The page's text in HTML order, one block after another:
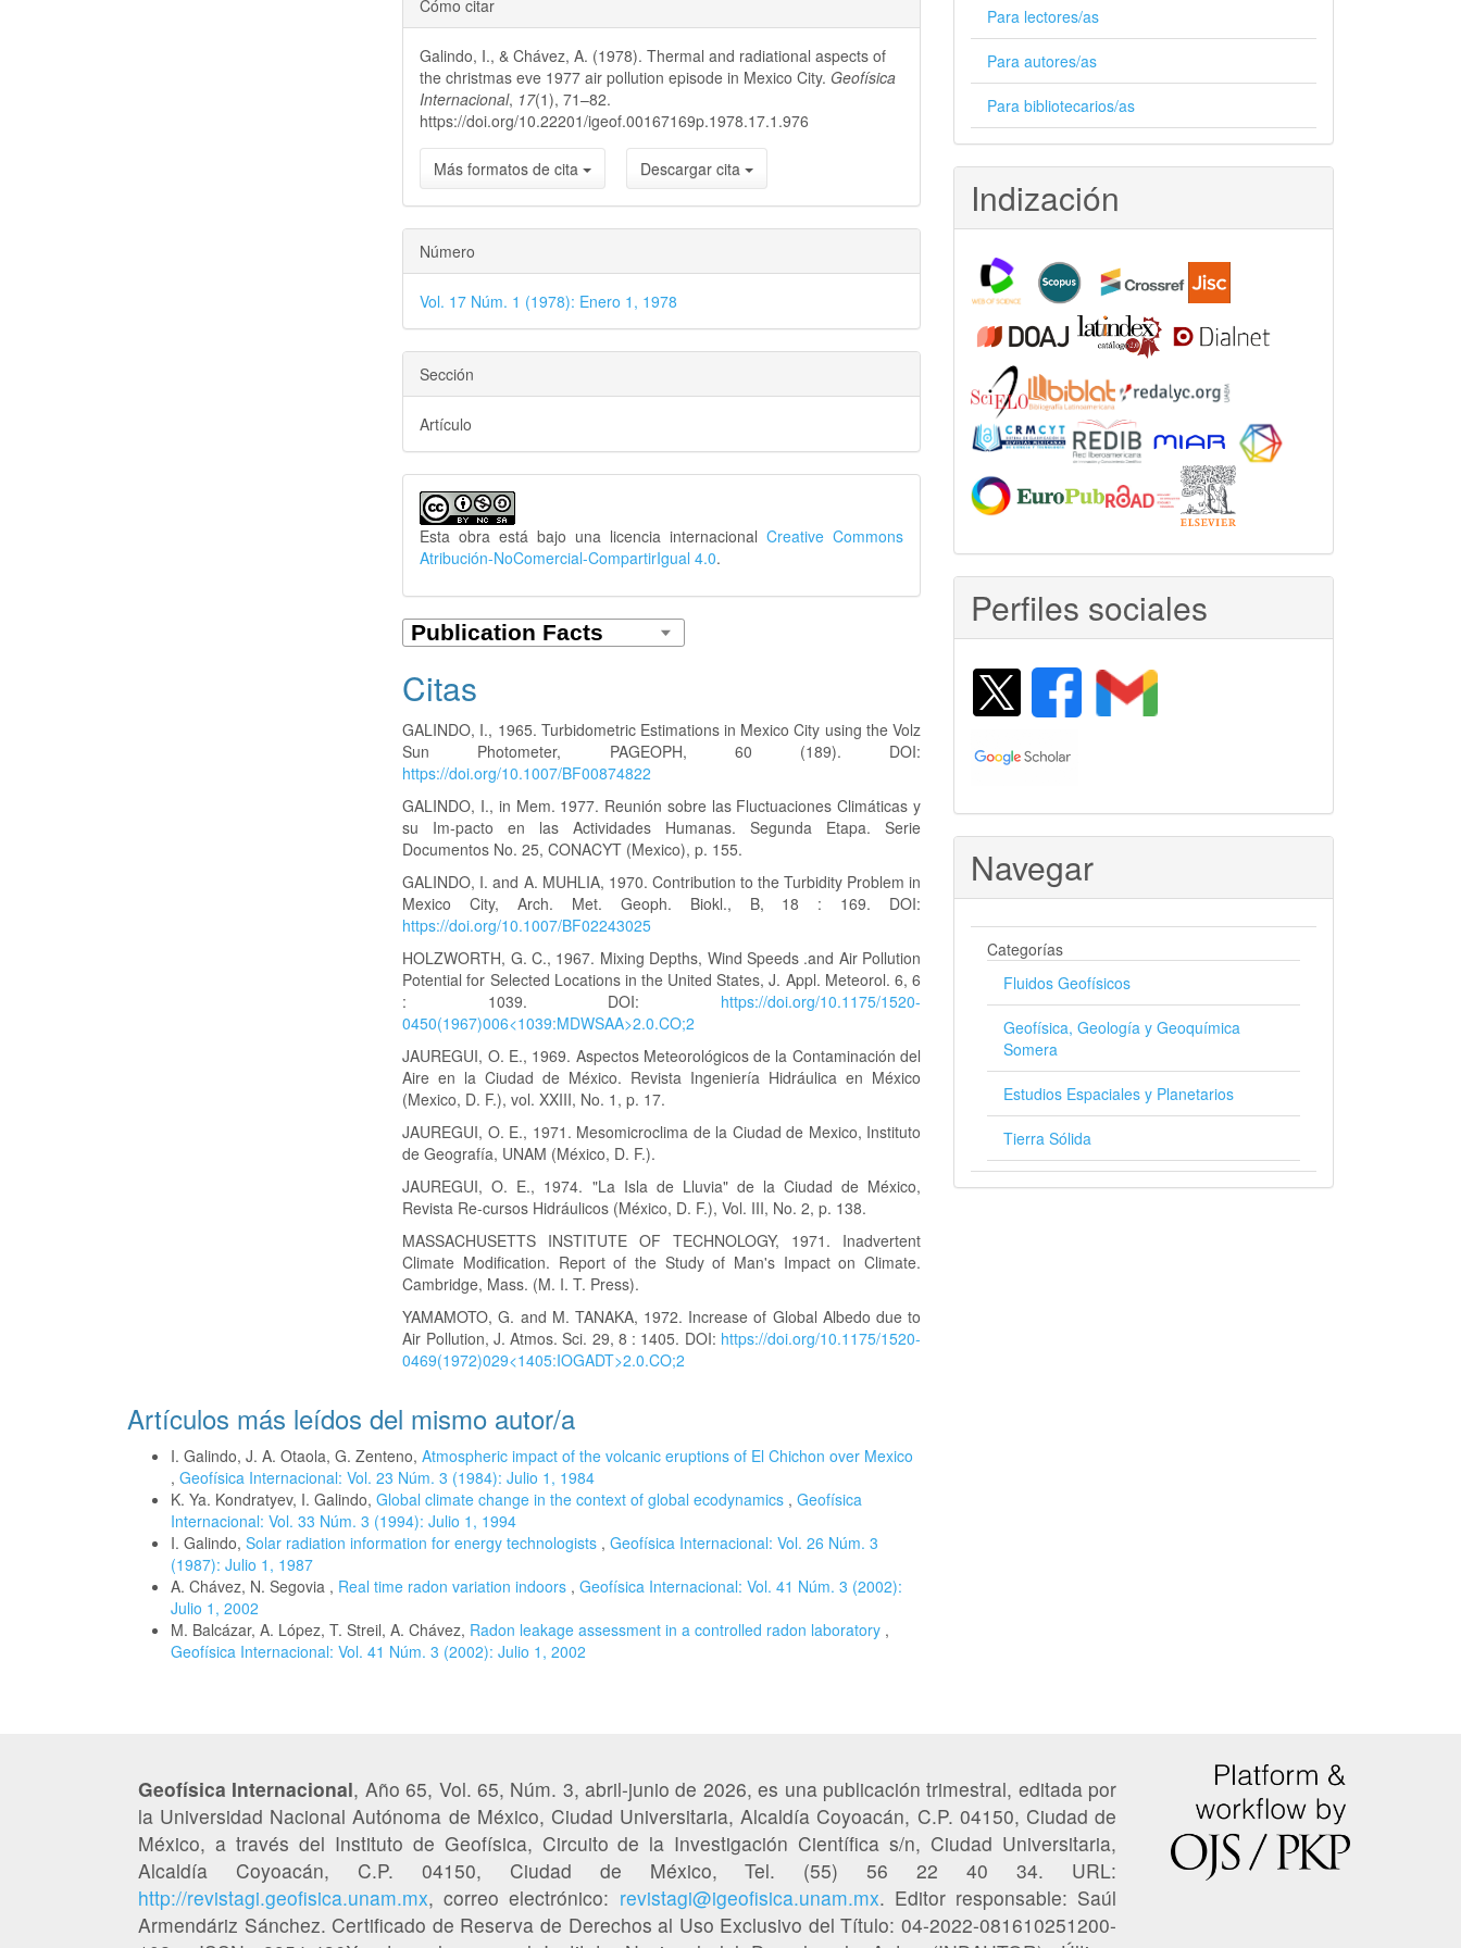
del
artículo
Cómo citar
Galindo, I., & Chávez, A. (1978). Thermal and radiational aspects of
the christmas eve 1977 air pollution episode in Mexico City. Geofísica
Internacional, 17(1), 71–82.
https://doi.org/10.22201/igeof.00167169p.1978.17.1.976
Más formatos de cita Descargar cita
Número
Vol. 17 Núm. 1 (1978): Enero 1, 1978
Sección
Artículo
Esta obra está bajo una licencia internacionalCreative Commons
Atribución-NoComercial-CompartirIgual 4.0.
Citas
GALINDO, I., 1965. Turbidometric Estimations in Mexico City using the Volz
Sun Photometer, PAGEOPH, 60 (189). DOI:
https://doi.org/10.1007/BF00874822
GALINDO, I., in Mem. 1977. Reunión sobre las Fluctuaciones Climáticas y
su Im-pacto en las Actividades Humanas. Segunda Etapa. Serie
Documentos No. 25, CONACYT (Mexico), p. 155.
GALINDO, I. and A. MUHLIA, 1970. Contribution to the Turbidity Problem in
Mexico City, Arch. Met. Geoph. Biokl., B, 18 : 169. DOI:
https://doi.org/10.1007/BF02243025
HOLZWORTH, G. C., 1967. Mixing Depths, Wind Speeds .and Air Pollution
Potential for Selected Locations in the United States, J. Appl. Meteorol. 6, 6
: 1039. DOI: https://doi.org/10.1175/1520-
0450(1967)006<1039:MDWSAA>2.0.CO;2
JAUREGUI, O. E., 1969. Aspectos Meteorológicos de la Contaminación del
Aire en la Ciudad de México. Revista Ingeniería Hidráulica en México
(Mexico, D. F.), vol. XXIII, No. 1, p. 17.
JAUREGUI, O. E., 1971. Mesomicroclima de la Ciudad de Mexico, Instituto
de Geografía, UNAM (México, D. F.).
JAUREGUI, O. E., 1974. "La Isla de Lluvia" de la Ciudad de México,
Revista Re-cursos Hidráulicos (México, D. F.), Vol. III, No. 2, p. 138.
MASSACHUSETTS INSTITUTE OF TECHNOLOGY, 1971. Inadvertent
Climate Modification. Report of the Study of Man's Impact on Climate.
Cambridge, Mass. (M. I. T. Press).
YAMAMOTO, G. and M. TANAKA, 1972. Increase of Global Albedo due to
Air Pollution, J. Atmos. Sci. 29, 8 : 1405. DOI: https://doi.org/10.1175/1520-
0469(1972)029<1405:IOGADT>2.0.CO;2
Artículos más leídos del mismo autor/a
I. Galindo, J. A. Otaola, G. Zenteno, Atmospheric impact of the volcanic eruptions of El Chichon over Mexico
, Geofísica Internacional: Vol. 23 Núm. 3 (1984): Julio 1, 1984
K. Ya. Kondratyev, I. Galindo, Global climate change in the context of global ecodynamics , Geofísica
Internacional: Vol. 33 Núm. 3 (1994): Julio 1, 1994
I. Galindo, Solar radiation information for energy technologists , Geofísica Internacional: Vol. 26 Núm. 3
(1987): Julio 1, 1987
A. Chávez, N. Segovia , Real time radon variation indoors , Geofísica Internacional: Vol. 41 Núm. 3 (2002):
Julio 1, 2002
M. Balcázar, A. López, T. Streil, A. Chávez, Radon leakage assessment in a controlled radon laboratory ,
Geofísica Internacional: Vol. 41 Núm. 3 (2002): Julio 1, 2002
Para lectores/as
Para autores/as
Para bibliotecarios/as
Indización
Perfiles sociales
Navegar
Categorías
Fluidos Geofísicos
Geofísica, Geología y Geoquímica
Somera
Estudios Espaciales y Planetarios
Tierra Sólida
Geofísica Internacional, Año 65, Vol. 65, Núm. 3, abril-junio de 2026, es una publicación trimestral, editada por
la Universidad Nacional Autónoma de México, Ciudad Universitaria, Alcaldía Coyoacán, C.P. 04150, Ciudad de
México, a través del Instituto de Geofísica, Circuito de la Investigación Científica s/n, Ciudad Universitaria,
Alcaldía Coyoacán, C.P. 04150, Ciudad de México, Tel. (55) 56 22 40 34. URL:
http://revistagi.geofisica.unam.mx, correo electrónico: revistagi@igeofisica.unam.mx. Editor responsable: Saúl
Armendáriz Sánchez. Certificado de Reserva de Derechos al Uso Exclusivo del Título: 04-2022-081610251200-